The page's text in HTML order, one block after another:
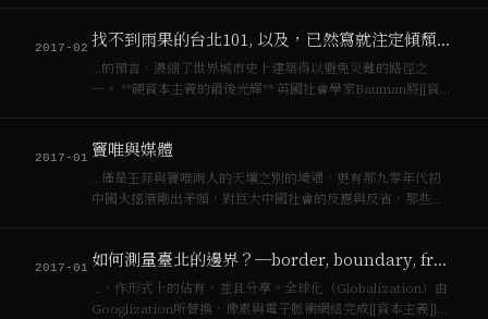
大裁員，將所有人全部辭…
2017-02 找不到雨果的台北101, 以及，已然寫就注定傾頹之石頭寓言
…的預言，濃縮了世界城市史上建築得以避免災難的路徑之
一。 **硬資本主義的最後光輝** 英國社會學家Bauman將[[資本
在網路…
2017-01 竇唯與媒體
…僅是王菲與竇唯兩人的天壤之別的境遇，更有那九零年代初
中國火搖滾剛出矛頭，對巨大中國社會的反應與反省，那些力
實驗聲響令我久久不能自己，特別…
2017-01 如何測量臺北的邊界？─border, boundary, frontier and in-between
…，作形式上的佔有，並且分享。全球化（Globalization）由
Googlization所替換，像素與電子脈衝網絡完成[[資本主義]]跨